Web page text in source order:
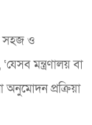
সহজ ও
মন্ত্রণালয় বা
প্রক্রিয়া